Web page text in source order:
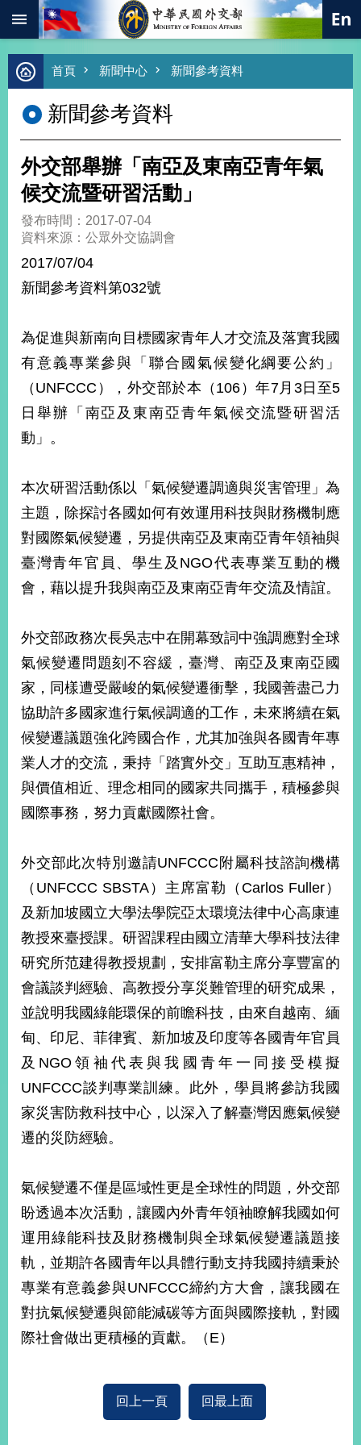
跳到主要內容區塊
進
階
尋
熱
總
合
外
價
外
交
經
濟
不
落
國
海
和
平
護
照
回
首
頁
網
站
導
覽
關
於
本
部
新
聞
中
心
交
資
訊
國
家
與
地
區
國
際
播
政
府
訊
公
開
民
服
本
首頁 新聞中心 新聞參考資料
新聞參考資料
外交部舉辦「南亞及東南亞青年氣
候交流暨研習活動」
發布時間：2017-07-04
資料來源：公眾外交協調會
2017/07/04
新聞參考資料第032號
為促進與新南向目標國家青年人才交流及落實我國
有意義專業參與「聯合國氣候變化綱要公約」
（UNFCCC），外交部於本（106）年7月3日至5
日舉辦「南亞及東南亞青年氣候交流暨研習活
動」。
本次研習活動係以「氣候變遷調適與災害管理」為
主題，除探討各國如何有效運用科技與財務機制應
對國際氣候變遷，另提供南亞及東南亞青年領袖與
臺灣青年官員、學生及NGO代表專業互動的機
會，藉以提升我與南亞及東南亞青年交流及情誼。
外交部政務次長吳志中在開幕致詞中強調應對全球
氣候變遷問題刻不容緩，臺灣、南亞及東南亞國
家，同樣遭受嚴峻的氣候變遷衝擊，我國善盡己力
協助許多國家進行氣候調適的工作，未來將續在氣
候變遷議題強化跨國合作，尤其加強與各國青年專
業人才的交流，秉持「踏實外交」互助互惠精神，
與價值相近、理念相同的國家共同攜手，積極參與
國際事務，努力貢獻國際社會。
外交部此次特別邀請UNFCCC附屬科技諮詢機構
（UNFCCC SBSTA）主席富勒（Carlos Fuller）
及新加坡國立大學法學院亞太環境法律中心高康連
教授來臺授課。研習課程由國立清華大學科技法律
研究所范建得教授規劃，安排富勒主席分享豐富的
會議談判經驗、高教授分享災難管理的研究成果，
並說明我國綠能環保的前瞻科技，由來自越南、緬
甸、印尼、菲律賓、新加坡及印度等各國青年官員
及NGO領袖代表與我國青年一同接受模擬
UNFCCC談判專業訓練。此外，學員將參訪我國
家災害防救科技中心，以深入了解臺灣因應氣候變
遷的災防經驗。
氣候變遷不僅是區域性更是全球性的問題，外交部
盼透過本次活動，讓國內外青年領袖瞭解我國如何
運用綠能科技及財務機制與全球氣候變遷議題接
軌，並期許各國青年以具體行動支持我國持續秉於
專業有意義參與UNFCCC締約方大會，讓我國在
對抗氣候變遷與節能減碳等方面與國際接軌，對國
際社會做出更積極的貢獻。（E）
回上一頁 回最上面